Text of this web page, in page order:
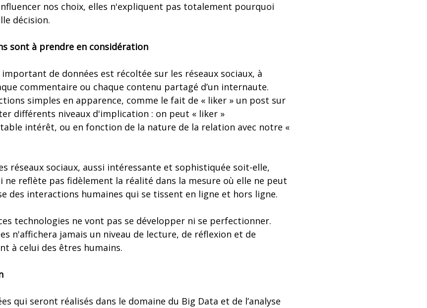
nos choix, elles n'expliquent pas totalement pourquoi
décision.
sont à prendre en considération
de données est récoltée sur les réseaux sociaux, à
commentaire ou chaque contenu partagé d’un internaute.
simples en apparence, comme le fait de « liker » un post sur
différents niveaux d'implication : on peut « liker »
intérêt, ou en fonction de la nature de la relation avec notre «
réseaux sociaux, aussi intéressante et sophistiquée soit-elle,
ne reflète pas fidèlement la réalité dans la mesure où elle ne peut
des interactions humaines qui se tissent en ligne et hors ligne.
technologies ne vont pas se développer ni se perfectionner.
n'affichera jamais un niveau de lecture, de réflexion et de
à celui des êtres humains.
qui seront réalisés dans le domaine du Big Data et de l’analyse